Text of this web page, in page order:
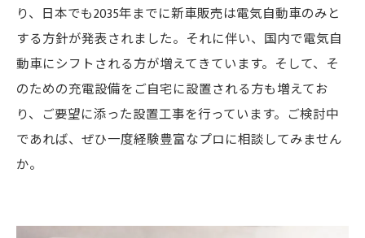
り、日本でも2035年までに新車販売は電気自動車のみと
する方針が発表されました。それに伴い、国内で電気自
動車にシフトされる方が増えてきています。そして、そ
のための充電設備をご自宅に設置される方も増えてお
り、ご要望に添った設置工事を行っています。ご検討中
であれば、ぜひ一度経験豊富なプロに相談してみません
か。